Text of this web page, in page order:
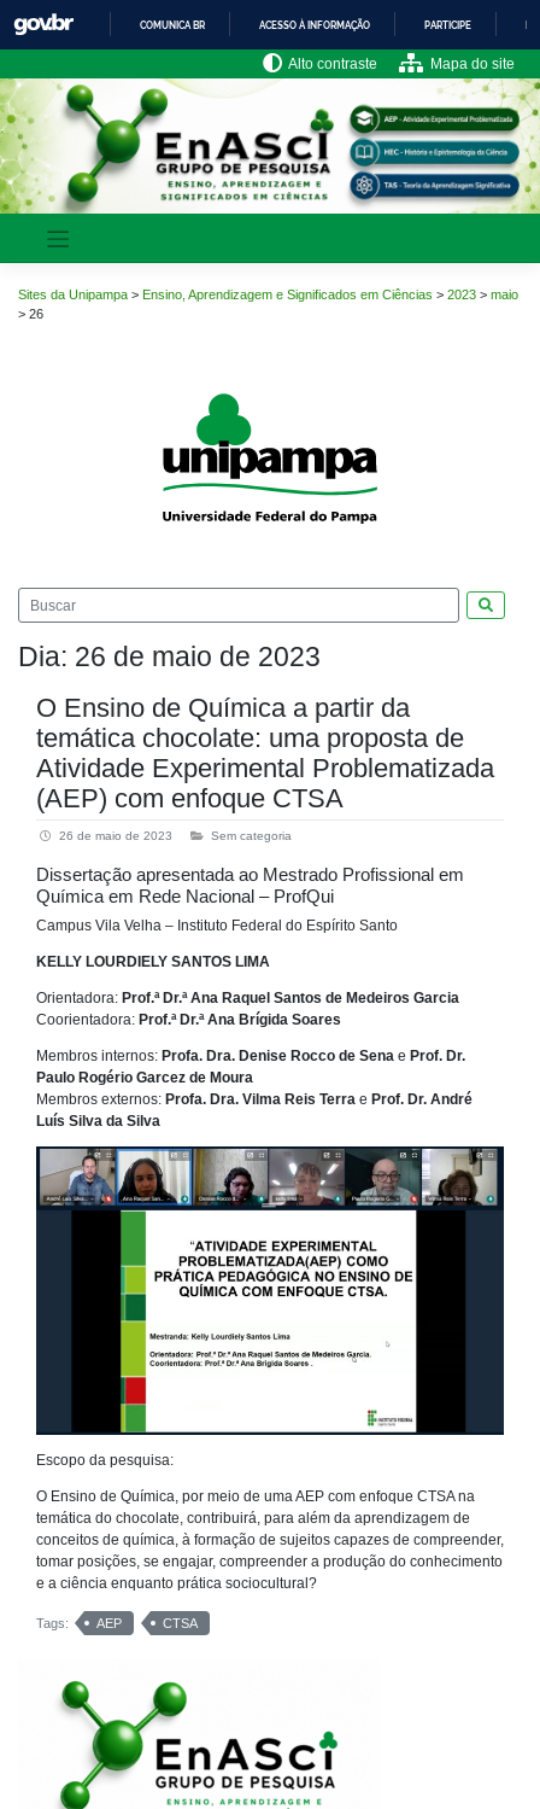
para
o
conteúdo
IR
PARA
O
COMUNICA BR ACESSO À INFORMAÇÃO PARTICIPE
Alto contraste Mapa do site
Sites da Unipampa > Ensino, Aprendizagem e Significados em Ciências > 2023 > maio
> 26
Dia: 26 de maio de 2023
O Ensino de Química a partir da
temática chocolate: uma proposta de
Atividade Experimental Problematizada
(AEP) com enfoque CTSA
26 de maio de 2023 Sem categoria
Dissertação apresentada ao Mestrado Profissional em
Química em Rede Nacional – ProfQui
Campus Vila Velha – Instituto Federal do Espírito Santo
KELLY LOURDIELY SANTOS LIMA
Orientadora: Prof.ª Dr.ª Ana Raquel Santos de Medeiros Garcia
Coorientadora: Prof.ª Dr.ª Ana Brígida Soares
Membros internos: Profa. Dra. Denise Rocco de Sena e Prof. Dr.
Paulo Rogério Garcez de Moura
Membros externos: Profa. Dra. Vilma Reis Terra e Prof. Dr. André
Luís Silva da Silva
Escopo da pesquisa:
O Ensino de Química, por meio de uma AEP com enfoque CTSA na
temática do chocolate, contribuirá, para além da aprendizagem de
conceitos de química, à formação de sujeitos capazes de compreender,
tomar posições, se engajar, compreender a produção do conhecimento
e a ciência enquanto prática sociocultural?
Tags: AEP CTSA